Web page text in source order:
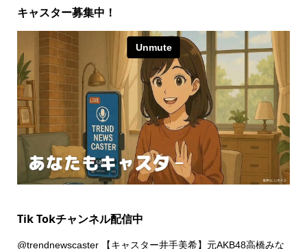
キャスター募集中！
Tik Tokチャンネル配信中
@trendnewscaster【キャスター井手美希】元AKB48高橋みな